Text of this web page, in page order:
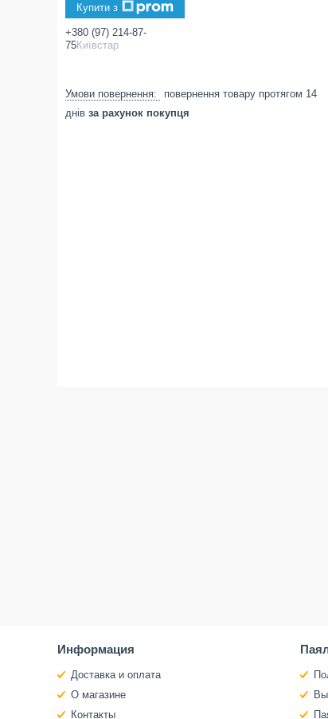
Купити з
+380 (97) 214-87-
75Київстар
повернення товару протягом 14
днів за рахунок покупця
Информация
Доставка и оплата
О магазине
Контакты